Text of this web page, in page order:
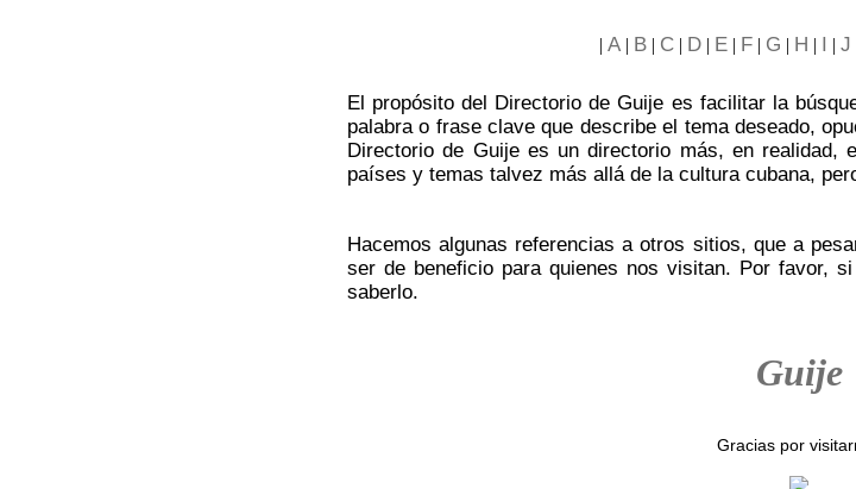
| A | B | C | D | E | F | G | H | I | J
El propósito del Directorio de Guije es facilitar la
palabra o frase clave que describe el tema deseado,
Directorio de Guije es un directorio más, en
países y temas talvez más allá de la cultura cubana,
Hacemos algunas referencias a otros sitios, que a
ser de beneficio para quienes nos visitan. Por favor,
saberlo.
Guije
Gracias por